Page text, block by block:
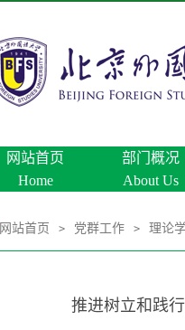
网站首页
Home
部门概况
About Us
网站首页 > 党群工作 > 理论
推进树立和践